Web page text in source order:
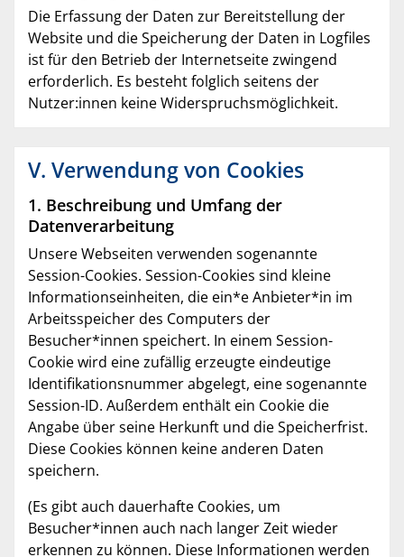
Die Erfassung der Daten zur Bereitstellung der
Website und die Speicherung der Daten in Logfiles
ist für den Betrieb der Internetseite zwingend
erforderlich. Es besteht folglich seitens der
Nutzer:innen keine Widerspruchsmöglichkeit.
V. Verwendung von Cookies
1. Beschreibung und Umfang der
Datenverarbeitung
Unsere Webseiten verwenden sogenannte
Session-Cookies. Session-Cookies sind kleine
Informationseinheiten, die ein*e Anbieter*in im
Arbeitsspeicher des Computers der
Besucher*innen speichert. In einem Session-
Cookie wird eine zufällig erzeugte eindeutige
Identifikationsnummer abgelegt, eine sogenannte
Session-ID. Außerdem enthält ein Cookie die
Angabe über seine Herkunft und die Speicherfrist.
Diese Cookies können keine anderen Daten
speichern.
(Es gibt auch dauerhafte Cookies, um
Besucher*innen auch nach langer Zeit wieder
erkennen zu können. Diese Informationen werden